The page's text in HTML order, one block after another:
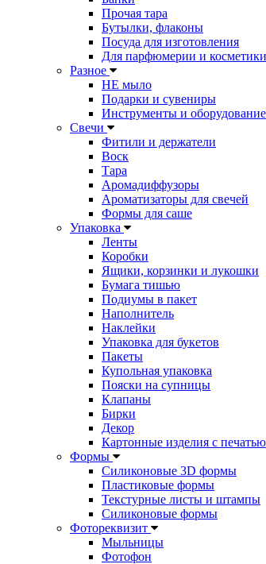
Прочая тара
Бутылки, флаконы
Посуда для изготовления
Для парфюмерии и косметики
Разное
НЕ мыло
Подарки и сувениры
Инструменты и оборудование
Свечи
Фитили и держатели
Воск
Тара
Аромадиффузоры
Ароматизаторы для свечей
Формы для саше
Упаковка
Ленты
Коробки
Ящики, корзинки и лукошки
Бумага тишью
Подиумы в пакет
Наполнитель
Наклейки
Упаковка для букетов
Пакеты
Купольная упаковка
Пояски на супницы
Клапаны
Бирки
Декор
Картонные изделия с печатью
Формы
Силиконовые 3D формы
Пластиковые формы
Текстурные листы и штампы
Силиконовые формы
Фотореквизит
Мыльницы
Фотофон